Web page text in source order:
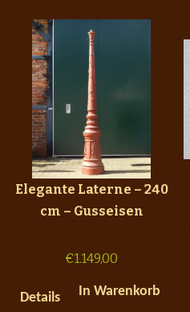
Elegante Laterne – 240
cm – Gusseisen
€1.149,00
Details In Warenkorb